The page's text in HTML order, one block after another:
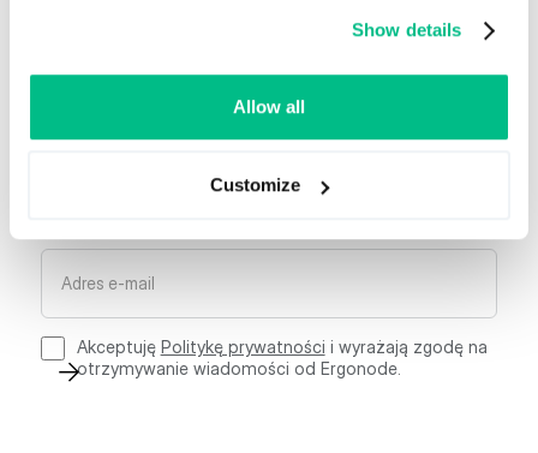
Show details
Allow all
Customize
Zapisz się do naszego newslettera
Bądź na bieżąco z nowościami i aktualizacjami!
Akceptuję Politykę prywatności i wyrażają zgodę na
otrzymywanie wiadomości od Ergonode.